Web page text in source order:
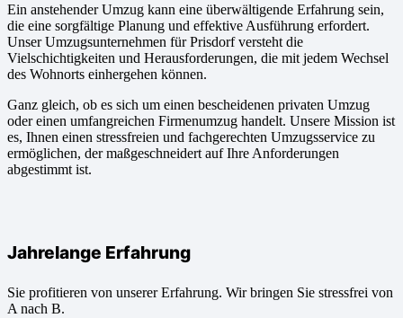
Ein anstehender Umzug kann eine überwältigende Erfahrung sein,
die eine sorgfältige Planung und effektive Ausführung erfordert.
Unser Umzugsunternehmen für Prisdorf versteht die
Vielschichtigkeiten und Herausforderungen, die mit jedem Wechsel
des Wohnorts einhergehen können.
Ganz gleich, ob es sich um einen bescheidenen privaten Umzug
oder einen umfangreichen Firmenumzug handelt. Unsere Mission ist
es, Ihnen einen stressfreien und fachgerechten Umzugsservice zu
ermöglichen, der maßgeschneidert auf Ihre Anforderungen
abgestimmt ist.
Jahrelange Erfahrung
Sie profitieren von unserer Erfahrung. Wir bringen Sie stressfrei von
A nach B.